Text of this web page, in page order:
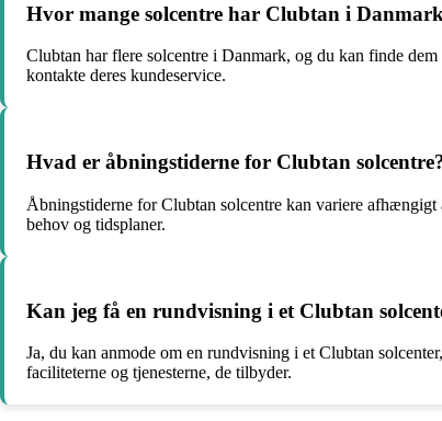
Hvor mange solcentre har Clubtan i
Clubtan har flere solcentre i Danmark, og du kan finde
kontakte deres kundeservice.
Hvad er åbningstiderne for Clubtan
Åbningstiderne for Clubtan solcentre kan variere
behov og tidsplaner.
Kan jeg få en rundvisning i et Clubtan
Ja, du kan anmode om en rundvisning i et Clubtan
faciliteterne og tjenesterne, de tilbyder.